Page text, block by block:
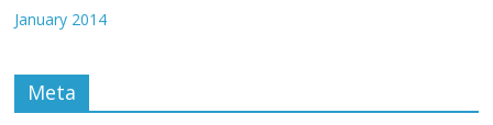
January 2014
Meta